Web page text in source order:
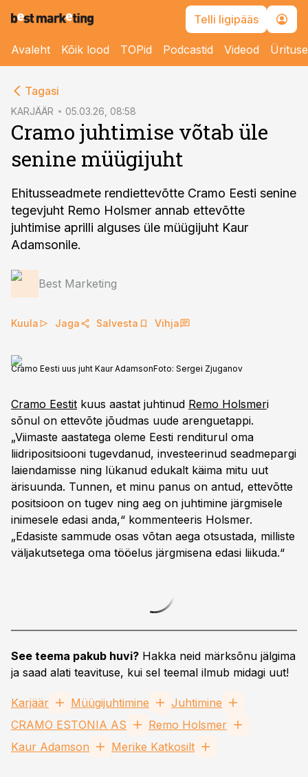
Telli ligipääs
Avaleht Kõik lood TOPid Podcastid Videod
Tagasi
KARJÄÄR 05.03.26, 08:58
Cramo juhtimise võtab üle
senine müügijuht
Ehitusseadmete rendiettevõtte Cramo Eesti senine
tegevjuht Remo Holsmer annab ettevõtte
juhtimise aprilli alguses üle müügijuht Kaur
Adamsonile.
Best Marketing
Kuula Jaga Salvesta Vihja
Cramo Eesti uus juht Kaur AdamsonFoto: Sergei Zjuganov
Cramo Eestit kuus aastat juhtinud Remo Holsmeri
sõnul on ettevõte jõudmas uude arenguetappi.
„Viimaste aastatega oleme Eesti renditurul oma
liidripositsiooni tugevdanud, investeerinud seadmepargi
laiendamisse ning lükanud edukalt käima mitu uut
ärisuunda. Tunnen, et minu panus on antud, ettevõtte
positsioon on tugev ning aeg on juhtimine järgmisele
inimesele edasi anda,“ kommenteeris Holsmer.
„Edasiste sammude osas võtan aega otsustada, milliste
väljakutsetega oma tööelus järgmisena edasi liikuda.“
See teema pakub huvi? Hakka neid märksõnu jälgima
ja saad alati teavituse, kui sel teemal ilmub midagi uut!
Karjäär Müügijuhtimine
Juhtimine
CRAMO ESTONIA AS
Remo Holsmer
Kaur Adamson
Merike Katkosilt